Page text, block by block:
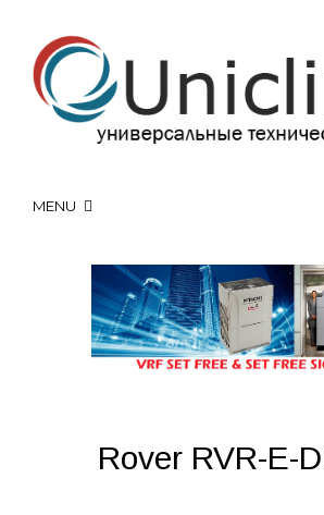
MENU
Rover RVR-E-